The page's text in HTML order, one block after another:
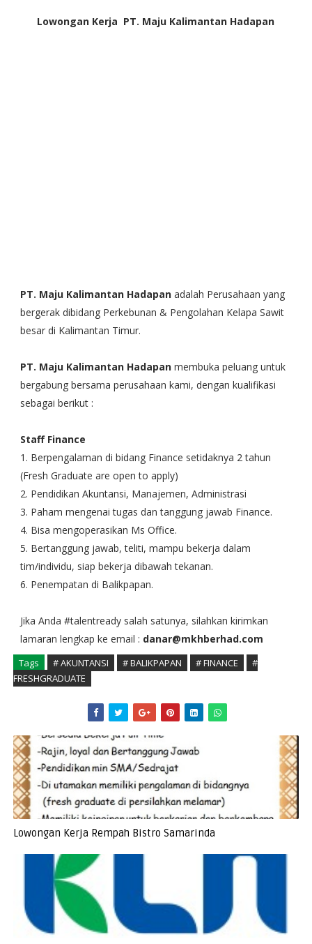
Lowongan Kerja PT. Maju Kalimantan Hadapan
PT. Maju Kalimantan Hadapan adalah Perusahaan yang
bergerak dibidang Perkebunan & Pengolahan Kelapa Sawit
besar di Kalimantan Timur.
PT. Maju Kalimantan Hadapanmembuka peluang untuk
bergabung bersama perusahaan kami, dengan kualifikasi
sebagai berikut :
Staff Finance
1. Berpengalaman di bidang Finance setidaknya 2 tahun
(Fresh Graduate are open to apply)
2. Pendidikan Akuntansi, Manajemen, Administrasi
3. Paham mengenai tugas dan tanggung jawab Finance.
4. Bisa mengoperasikan Ms Office.
5. Bertanggung jawab, teliti, mampu bekerja dalam
tim/individu, siap bekerja dibawah tekanan.
6. Penempatan di Balikpapan.
Jika Anda #talentready salah satunya, silahkan kirimkan
lamaran lengkap ke email : danar@mkhberhad.com
Tags # AKUNTANSI # BALIKPAPAN # FINANCE
#
FRESHGRADUATE
Lowongan Kerja Rempah Bistro Samarinda